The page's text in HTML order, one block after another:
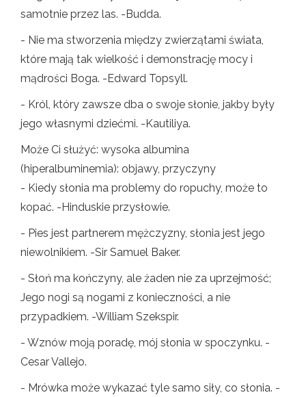
samotnie przez las. -Budda.
- Nie ma stworzenia między zwierzątami świata,
które mają tak wielkość i demonstrację mocy i
mądrości Boga. -Edward Topsyll.
- Król, który zawsze dba o swoje słonie, jakby były
jego własnymi dziećmi. -Kautiliya.
Może Ci służyć: wysoka albumina
(hiperalbuminemia): objawy, przyczyny
- Kiedy słonia ma problemy do ropuchy, może to
kopać. -Hinduskie przysłowie.
- Pies jest partnerem mężczyzny, słonia jest jego
niewolnikiem. -Sir Samuel Baker.
- Słoń ma kończyny, ale żaden nie za uprzejmość;
Jego nogi są nogami z konieczności, a nie
przypadkiem. -William Szekspir.
- Wznów moją poradę, mój słonia w spoczynku. -
Cesar Vallejo.
- Mrówka może wykazać tyle samo siły, co słonia. -